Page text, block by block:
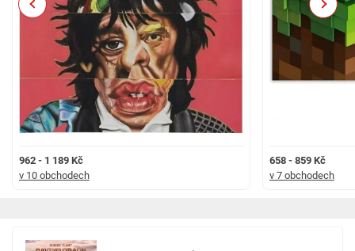
962 - 1 189 Kč
v 10 obchodech
658 - 859 Kč
v 7 obchodech
Previous Next